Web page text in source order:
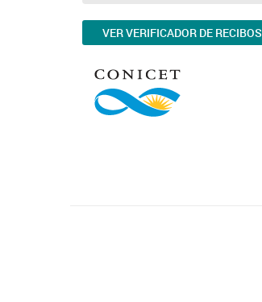
VER VERIFICADOR DE RECIBOS